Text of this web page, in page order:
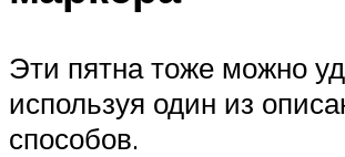
Эти пятна тоже можно
используя один из
способов.